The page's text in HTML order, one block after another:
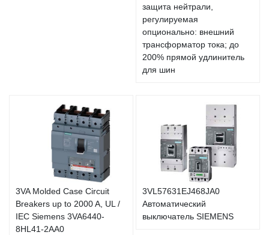
защита нейтрали,
регулируемая
опционально: внешний
трансформатор тока; до
200% прямой удлинитель
для шин
3VA Molded Case Circuit
Breakers up to 2000 A, UL /
IEC Siemens 3VA6440-
8HL41-2AA0
3VL57631EJ468JA0
Автоматический
выключатель SIEMENS